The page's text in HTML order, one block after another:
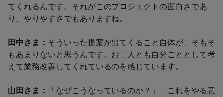
てくれるんです。それがこのプロジェクトの面白さであ
り、やりやすさでもありますね。​
田中さま： そういった提案が出てくること自体が、そもそ
もあまりないと思うんです。お二人とも自分ごととして考
えて業務改善してくれているのを感じています。
山田さま：
「なぜこうなっているのか？」「これをやる意